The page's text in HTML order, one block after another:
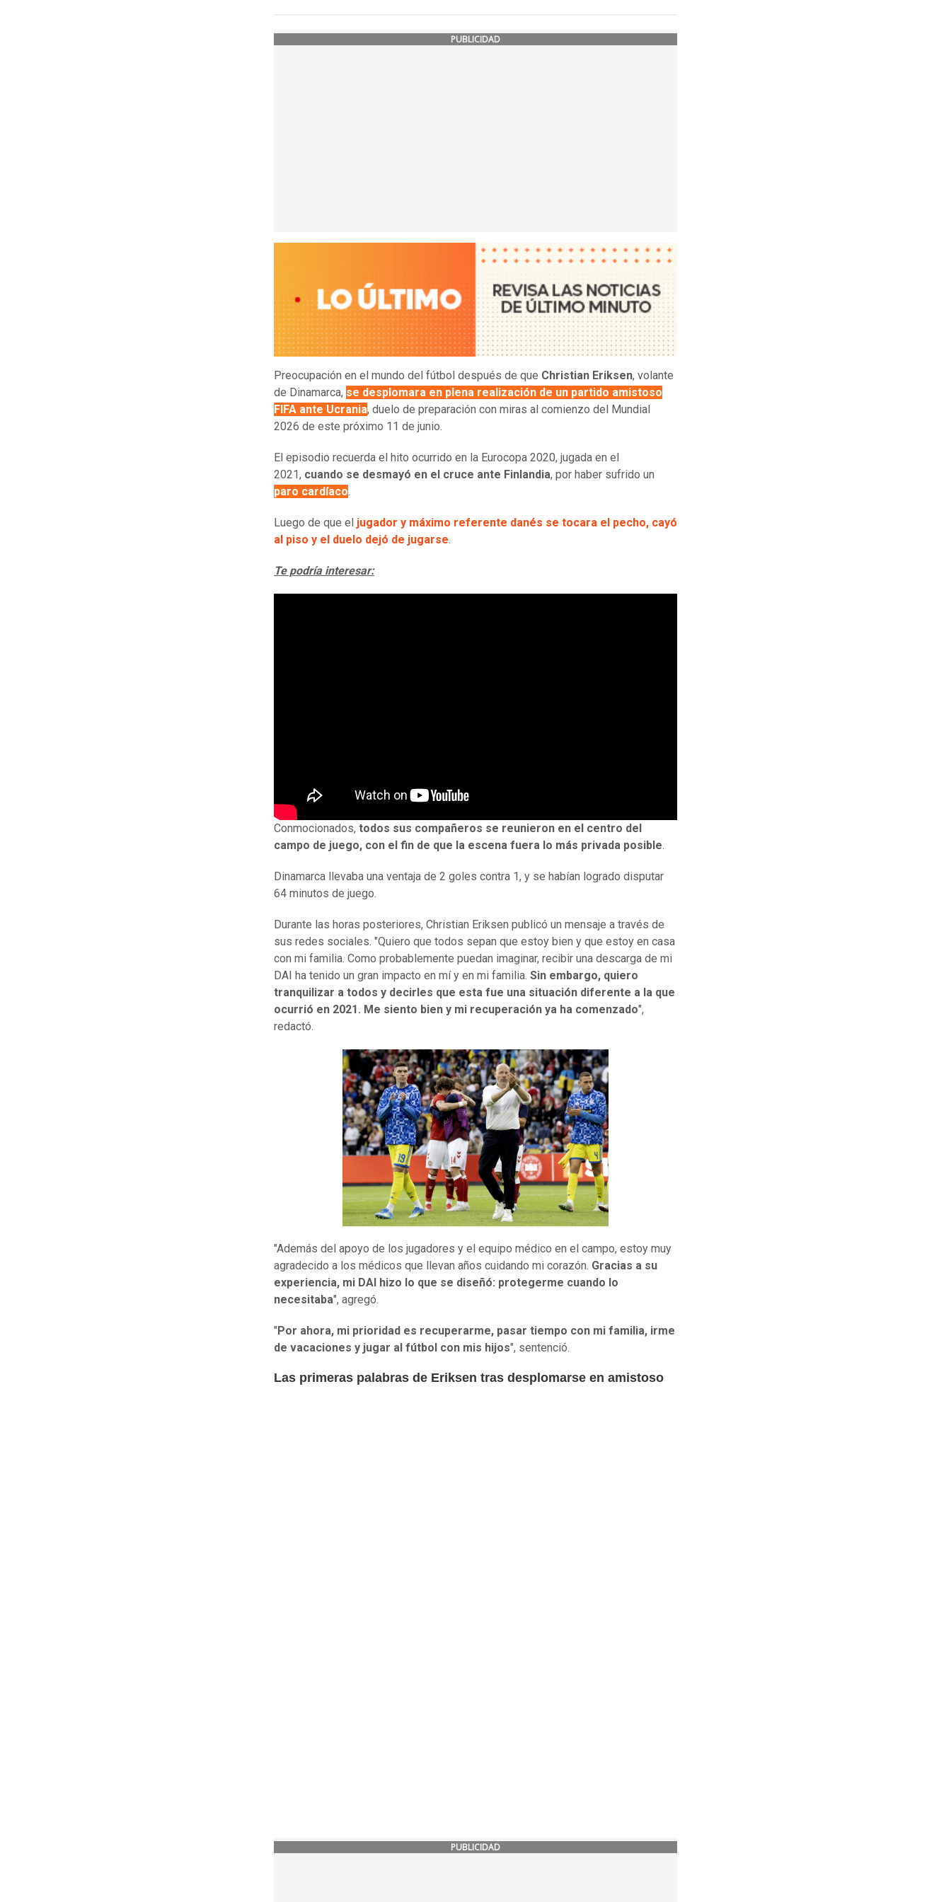
PUBLICIDAD
Preocupación en el mundo del fútbol después de que Christian Eriksen, volante
de Dinamarca, se desplomara en plena realización de un partido amistoso
FIFA ante Ucrania, duelo de preparación con miras al comienzo del Mundial
2026 de este próximo 11 de junio.
El episodio recuerda el hito ocurrido en la Eurocopa 2020, jugada en el
2021, cuando se desmayó en el cruce ante Finlandia, por haber sufrido un
paro cardíaco
Luego de que el jugador y máximo referente danés se tocara el pecho, cayó
al piso y el duelo dejó de jugarse
Te podría interesar:
Conmocionados, todos sus compañeros se reunieron en el centro del
campo de juego, con el fin de que la escena fuera lo más privada posible.
Dinamarca llevaba una ventaja de 2 goles contra 1, y se habían logrado disputar
64 minutos de juego.
Durante las horas posteriores, Christian Eriksen publicó un mensaje a través de
sus redes sociales. "Quiero que todos sepan que estoy bien y que estoy en casa
con mi familia. Como probablemente puedan imaginar, recibir una descarga de mi
DAI ha tenido un gran impacto en mí y en mi familia. Sin embargo, quiero
tranquilizar a todos y decirles que esta fue una situación diferente a la que
ocurrió en 2021. Me siento bien y mi recuperación ya ha comenzado",
redactó.
"Además del apoyo de los jugadores y el equipo médico en el campo, estoy muy
agradecido a los médicos que llevan años cuidando mi corazón. Gracias a su
experiencia, mi DAI hizo lo que se diseñó: protegerme cuando lo
necesitaba", agregó.
" Por ahora, mi prioridad es recuperarme, pasar tiempo con mi familia, irme
de vacaciones y jugar al fútbol con mis hijos", sentenció.
Las primeras palabras de Eriksen tras desplomarse en amistoso
PUBLICIDAD